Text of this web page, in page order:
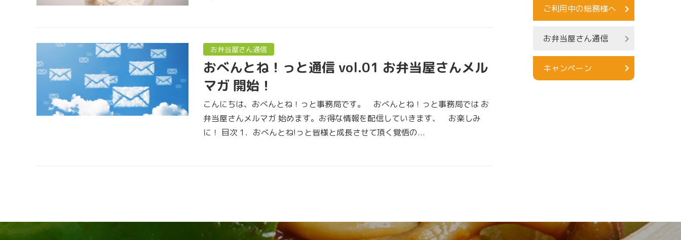
お弁当屋さん通信
おべんとね！っと通信 vol.01 お弁当屋さんメル
マガ 開始！
こんにちは、おべんとね！っと事務局です。 おべんとね！っと事務局では お
弁当屋さんメルマガ 始めます。お得な情報を配信していきます、 お楽しみ
に！ 目次 1．おべんとね!っと皆様と成長させて頂く覚悟の...
ご利用中の総務様へ
お弁当屋さん通信
キャンペーン